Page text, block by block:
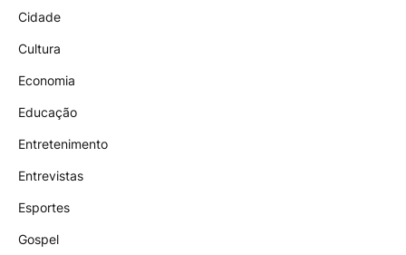
Cidade
Cultura
Economia
Educação
Entretenimento
Entrevistas
Esportes
Gospel